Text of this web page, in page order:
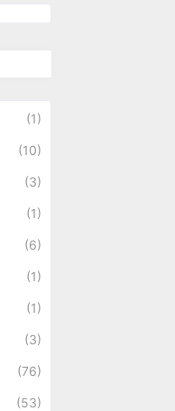
(1)
(10)
(3)
(1)
(6)
(1)
(1)
(3)
(76)
(53)